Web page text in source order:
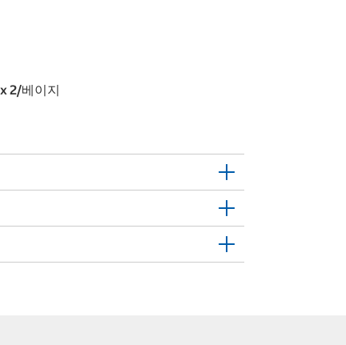
2/베이지